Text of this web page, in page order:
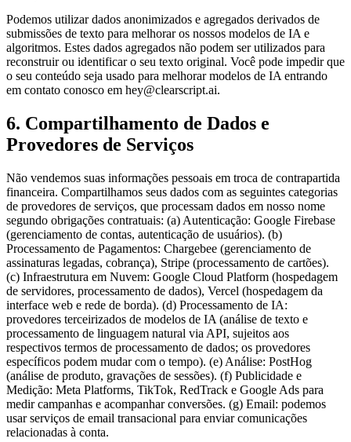
Podemos utilizar dados anonimizados e agregados derivados de
submissões de texto para melhorar os nossos modelos de IA e
algoritmos. Estes dados agregados não podem ser utilizados para
reconstruir ou identificar o seu texto original. Você pode impedir que
o seu conteúdo seja usado para melhorar modelos de IA entrando
em contato conosco em hey@clearscript.ai.
6. Compartilhamento de Dados e
Provedores de Serviços
Não vendemos suas informações pessoais em troca de contrapartida
financeira. Compartilhamos seus dados com as seguintes categorias
de provedores de serviços, que processam dados em nosso nome
segundo obrigações contratuais: (a) Autenticação: Google Firebase
(gerenciamento de contas, autenticação de usuários). (b)
Processamento de Pagamentos: Chargebee (gerenciamento de
assinaturas legadas, cobrança), Stripe (processamento de cartões).
(c) Infraestrutura em Nuvem: Google Cloud Platform (hospedagem
de servidores, processamento de dados), Vercel (hospedagem da
interface web e rede de borda). (d) Processamento de IA:
provedores terceirizados de modelos de IA (análise de texto e
processamento de linguagem natural via API, sujeitos aos
respectivos termos de processamento de dados; os provedores
específicos podem mudar com o tempo). (e) Análise: PostHog
(análise de produto, gravações de sessões). (f) Publicidade e
Medição: Meta Platforms, TikTok, RedTrack e Google Ads para
medir campanhas e acompanhar conversões. (g) Email: podemos
usar serviços de email transacional para enviar comunicações
relacionadas à conta.